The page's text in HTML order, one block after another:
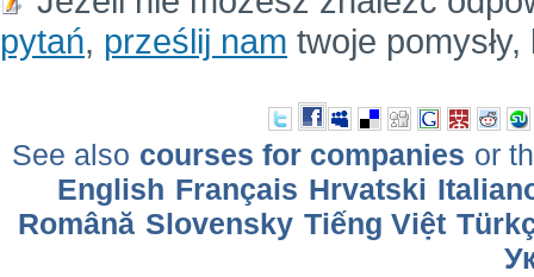
pytań, prześlij nam twoje
See also courses for companies or
English Français Hrvatski
Română Slovensky Tiếng Việt